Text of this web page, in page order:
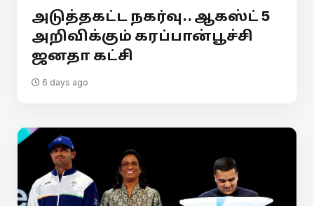
அடுத்தகட்ட நகர்வு.. ஆகஸ்ட் 5
அறிவிக்கும் கரப்பான்பூச்சி
ஜனதா கட்சி
6 days ago